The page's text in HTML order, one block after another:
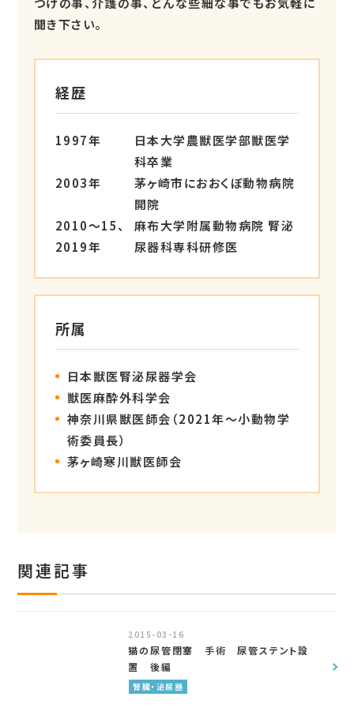
聞き下さい。
経歴
1997年
日本大学農獣医学部獣医学
科卒業
2003年
茅ヶ崎市におおくぼ動物病院
開院
2010〜15、
2019年
麻布大学附属動物病院 腎泌
尿器科専科研修医
所属
日本獣医腎泌尿器学会
獣医麻酔外科学会
神奈川県獣医師会（2021年〜小動物学
術委員長）
茅ヶ崎寒川獣医師会
関連記事
2015-03-16
猫の尿管閉塞 手術 尿管ステント設
置 後編
腎臓・泌尿器